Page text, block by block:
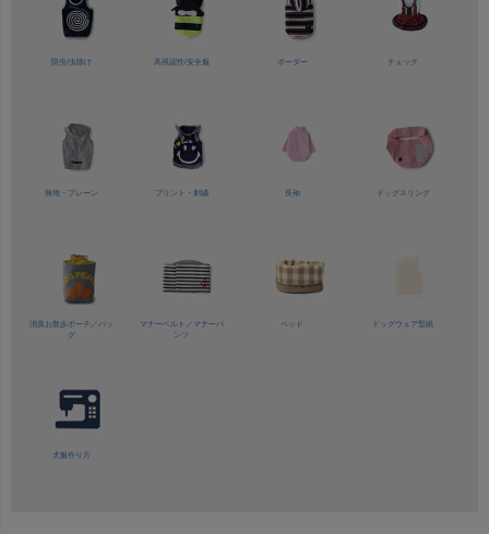
防虫/虫除け 高視認性/安全服 ボーダー チェック
無地・プレーン プリント・刺繍 長袖 ドッグスリング
消臭お散歩ポーチ／バッ
グ
マナーベルト／ マナーパ
ンツ
ベッド ドッグウェア型紙
犬服作り方